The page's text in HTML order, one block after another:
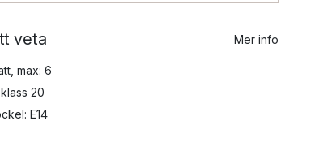
veta Mer info
max: 6
20
E14